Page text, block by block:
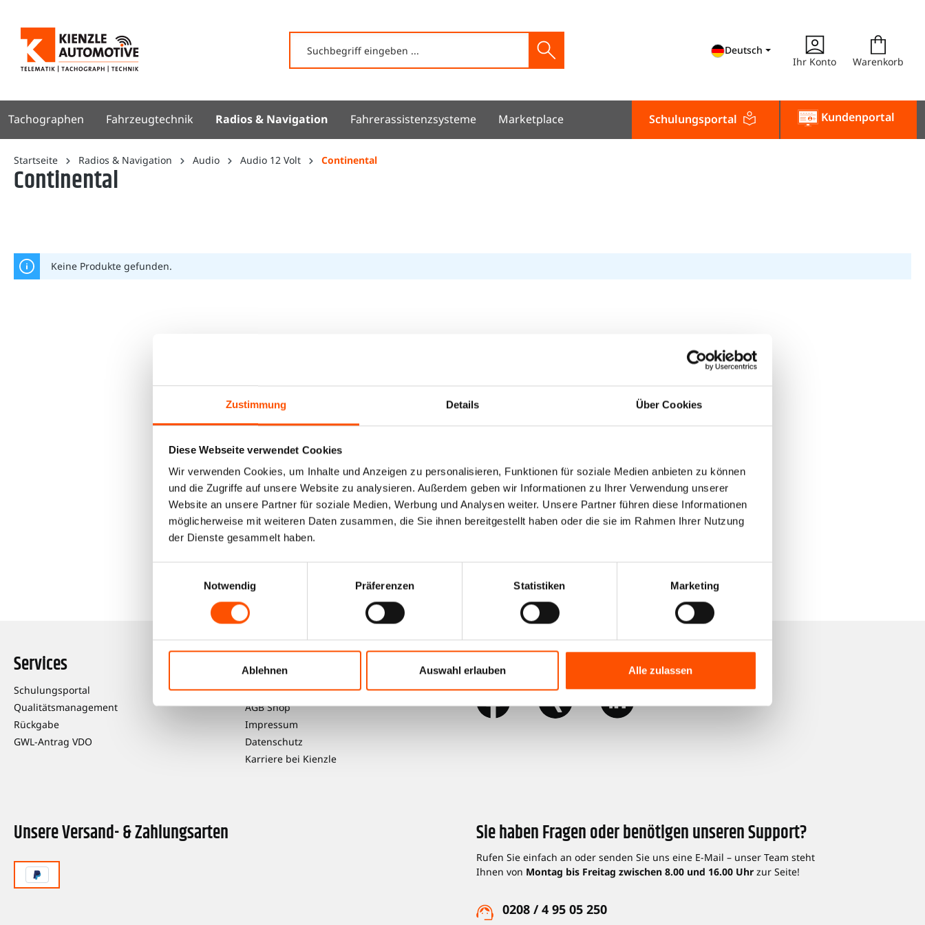
Zustimmung Details Über Cookies
Diese Webseite verwendet Cookies
Wir verwenden Cookies, um Inhalte und Anzeigen zu personalisieren, Funktionen für soziale Medien anbieten zu können
und die Zugriffe auf unsere Website zu analysieren. Außerdem geben wir Informationen zu Ihrer Verwendung unserer
Website an unsere Partner für soziale Medien, Werbung und Analysen weiter. Unsere Partner führen diese Informationen
möglicherweise mit weiteren Daten zusammen, die Sie ihnen bereitgestellt haben oder die sie im Rahmen Ihrer Nutzung
der Dienste gesammelt haben.
Notwendig
Präferenzen Statistiken Marketing
Ablehnen Auswahl erlauben Alle zulassen
Deutsch
Ihr Konto
Warenkorb
Tachographen Fahrzeugtechnik Radios & Navigation Fahrerassistenzsysteme Marketplace Kundenportal
Schulungsportal
Startseite Radios & Navigation Audio Audio 12 Volt Continental
Continental
Keine Produkte gefunden.
Services
Schulungsportal
Qualitätsmanagement
Rückgabe
GWL-Antrag VDO
Informationen
Über uns
AGB Shop
Impressum
Datenschutz
Karriere bei Kienzle
Kienzle auf Social Media
Unsere Versand- & Zahlungsarten Sie haben Fragen oder benötigen unseren Support?
Rufen Sie einfach an oder senden Sie uns eine E-Mail – unser Team steht
Ihnen von Montag bis Freitag zwischen 8.00 und 16.00 Uhr zur Seite!
0208 / 4 95 05 250